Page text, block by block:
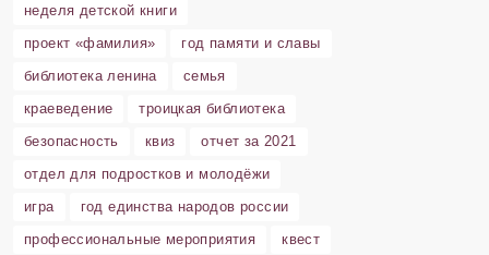
неделя детской книги
проект «фамилия»
год памяти и славы
библиотека ленина
семья
краеведение
троицкая библиотека
безопасность
квиз
отчет за 2021
отдел для подростков и молодёжи
игра
год единства народов россии
профессиональные мероприятия
квест